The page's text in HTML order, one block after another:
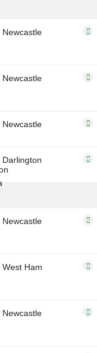
Newcastle
Newcastle
Newcastle
Darlington
Newcastle
West Ham
Newcastle